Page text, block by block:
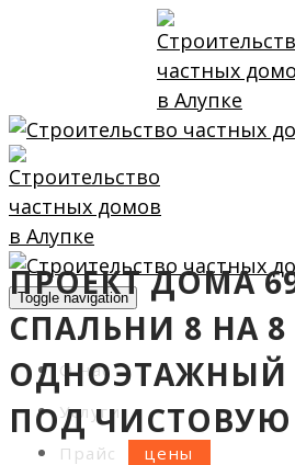
Toggle navigation
О нас
Услуги
Прайс
ПРОЕКТ ДОМА
СПАЛЬНИ 8 НА 8
ОДНОЭТАЖНЫЙ
ПОД ЧИСТОВУЮ